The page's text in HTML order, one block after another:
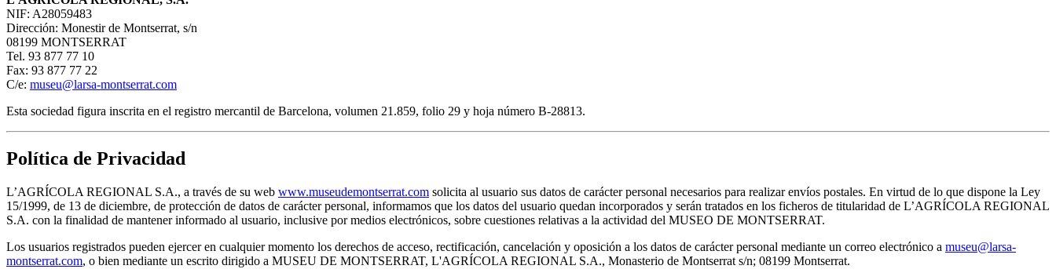
NIF: A28059483
Dirección: Monestir de Montserrat, s/n
08199 MONTSERRAT
Tel. 93 877 77 10
Fax: 93 877 77 22
C/e: museu@larsa-montserrat.com
Esta sociedad figura inscrita en el registro mercantil de Barcelona, volumen 21.859, folio 29 y hoja número B-28813.
Política de Privacidad
L’AGRÍCOLA REGIONAL S.A., a través de su web www.museudemontserrat.com solicita al usuario sus datos de carácter personal necesarios para realizar envíos postales. En virtud de lo que dispone la Ley
15/1999, de 13 de diciembre, de protección de datos de carácter personal, informamos que los datos del usuario quedan incorporados y serán tratados en los ficheros de titularidad de L’AGRÍCOLA REGIONAL
S.A. con la finalidad de mantener informado al usuario, inclusive por medios electrónicos, sobre cuestiones relativas a la actividad del MUSEO DE MONTSERRAT.
Los usuarios registrados pueden ejercer en cualquier momento los derechos de acceso, rectificación, cancelación y oposición a los datos de carácter personal mediante un correo electrónico a museu@larsa-
montserrat.com, o bien mediante un escrito dirigido a MUSEU DE MONTSERRAT, L'AGRÍCOLA REGIONAL S.A., Monasterio de Montserrat s/n; 08199 Montserrat.